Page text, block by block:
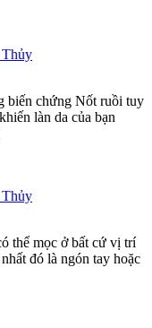
Thủy
biến chứng Nốt ruồi tuy
làn da của bạn
Thủy
thể mọc ở bất cứ vị trí
đó là ngón tay hoặc